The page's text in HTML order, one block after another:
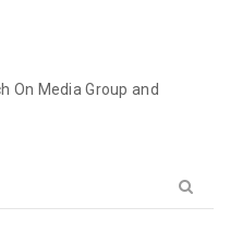
On Media Group and